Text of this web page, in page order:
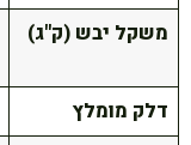
משקל יבש (ק"ג)
דלק מומלץ